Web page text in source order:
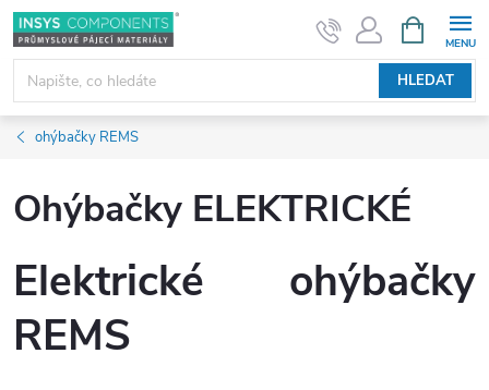
Přejít
na
obsah
HLEDAT
NÁKUPNÍ
KOŠÍK
ohýbačky REMS
Ohýbačky ELEKTRICKÉ
Elektrické ohýbačky
REMS